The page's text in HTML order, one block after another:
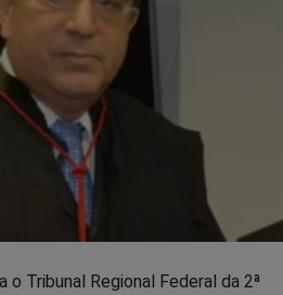
o Tribunal Regional Federal da 2ª